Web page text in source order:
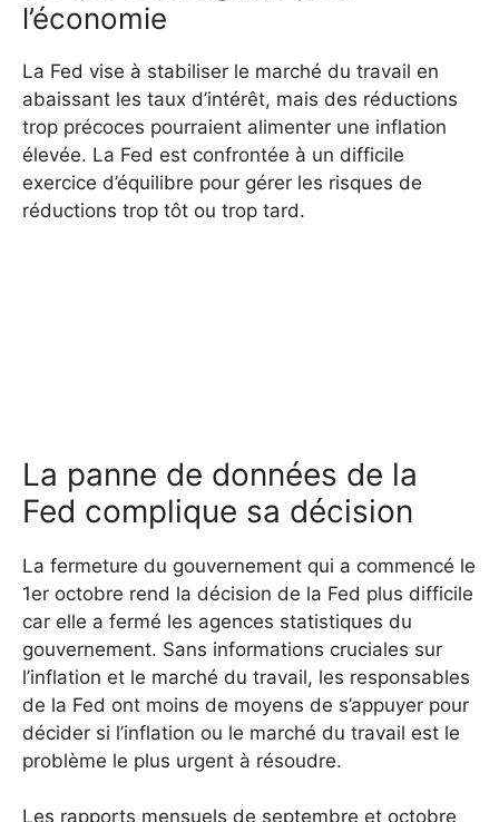
l’économie
La Fed vise à stabiliser le marché du travail en
abaissant les taux d’intérêt, mais des réductions
trop précoces pourraient alimenter une inflation
élevée. La Fed est confrontée à un difficile
exercice d’équilibre pour gérer les risques de
réductions trop tôt ou trop tard.
La panne de données de la
Fed complique sa décision
La fermeture du gouvernement qui a commencé le
1er octobre rend la décision de la Fed plus difficile
car elle a fermé les agences statistiques du
gouvernement. Sans informations cruciales sur
l’inflation et le marché du travail, les responsables
de la Fed ont moins de moyens de s’appuyer pour
décider si l’inflation ou le marché du travail est le
problème le plus urgent à résoudre.
Les rapports mensuels de septembre et octobre